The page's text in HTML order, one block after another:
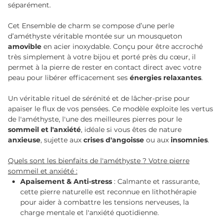
séparément.
Cet Ensemble de charm se compose d’une perle
d’améthyste véritable montée sur un mousqueton
amovible en acier inoxydable. Conçu pour être accroché
très simplement à votre bijou et porté près du cœur, il
permet à la pierre de rester en contact direct avec votre
peau pour libérer efficacement ses énergies relaxantes.
Un véritable rituel de sérénité et de lâcher-prise pour
apaiser le flux de vos pensées. Ce modèle exploite les vertus
de l'améthyste, l'une des meilleures pierres pour le
sommeil et l'anxiété, idéale si vous êtes de nature
anxieuse, sujette aux crises d'angoisse ou aux insomnies.
Quels sont les bienfaits de l'améthyste ? Votre pierre
sommeil et anxiété :
Apaisement & Anti-stress : Calmante et rassurante,
cette pierre naturelle est reconnue en lithothérapie
pour aider à combattre les tensions nerveuses, la
charge mentale et l'anxiété quotidienne.